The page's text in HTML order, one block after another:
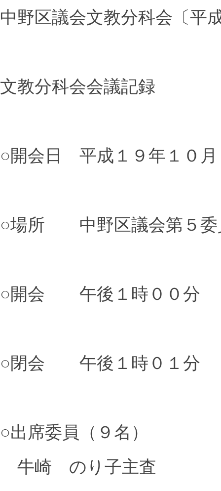
中野区議会文教分科会〔平
文教分科会会議記録
○開会日 平成１９年１０月
○場所 中野区議会第５委
○開会 午後１時００分
○閉会 午後１時０１分
○出席委員（９名）
牛崎 のり子主査